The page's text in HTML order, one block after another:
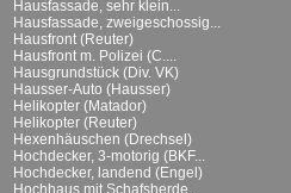
Hausfassade, sehr klein...
Hausfassade, zweigeschossig...
Hausfront (Reuter)
Hausfront m. Polizei (C....
Hausgrundstück (Div. VK)
Hausser-Auto (Hausser)
Helikopter (Matador)
Helikopter (Reuter)
Hexenhäuschen (Drechsel)
Hochdecker, 3-motorig (BKF...
Hochdecker, landend (Engel)
Hochhaus mit Schafsherde...